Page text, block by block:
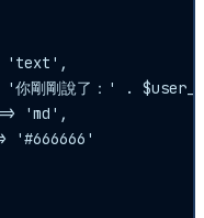
剛剛說了：' .
'md',
'#666666'